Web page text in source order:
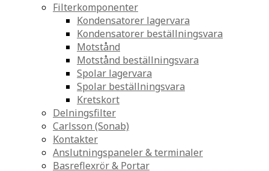
Filterkomponenter
Kondensatorer lagervara
Kondensatorer beställningsvara
Motstånd
Motstånd beställningsvara
Spolar lagervara
Spolar beställningsvara
Kretskort
Delningsfilter
Carlsson (Sonab)
Kontakter
Anslutningspaneler & terminaler
Basreflexrör & Portar